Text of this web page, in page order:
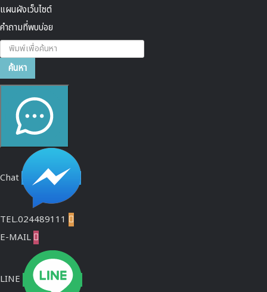
แผนผังเว็บไซต์
คำถามที่พบบ่อย
ค้นหา...
ค้นหา
Chat
TEL.024489111 
E-MAIL 
LINE